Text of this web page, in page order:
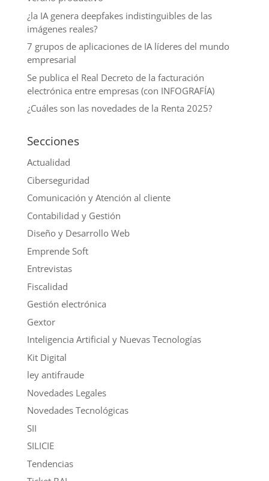
¿la IA genera deepfakes indistinguibles de las
imágenes reales?
7 grupos de aplicaciones de IA líderes del mundo
empresarial
Se publica el Real Decreto de la facturación
electrónica entre empresas (con INFOGRAFÍA)
¿Cuáles son las novedades de la Renta 2025?
Secciones
Actualidad
Ciberseguridad
Comunicación y Atención al cliente
Contabilidad y Gestión
Diseño y Desarrollo Web
Emprende Soft
Entrevistas
Fiscalidad
Gestión electrónica
Gextor
Inteligencia Artificial y Nuevas Tecnologías
Kit Digital
ley antifraude
Novedades Legales
Novedades Tecnológicas
SII
SILICIE
Tendencias